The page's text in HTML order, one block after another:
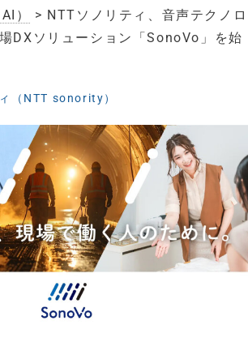
）
> NTTソノリティ、音声テクノロ
DXソリューション「SonoVo」を始
（NTT sonority）